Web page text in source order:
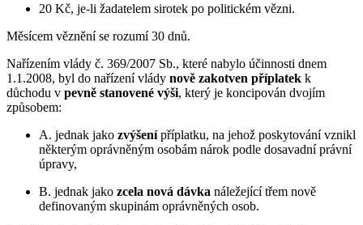
20 Kč, je-li žadatelem sirotek po politickém vězni.
Měsícem věznění se rozumí 30 dnů.
Nařízením vlády č. 369/2007 Sb., které nabylo účinnosti dnem
1.1.2008, byl do nařízení vlády nově zakotven příplatek k
důchodu v pevně stanovené výši, který je koncipován dvojím
způsobem:
A. jednak jako zvýšenípříplatku, na jehož poskytování vznikl
některým oprávněným osobám nárok podle dosavadní právní
úpravy,
B. jednak jako zcela nová dávka náležející třem nově
definovaným skupinám oprávněných osob.